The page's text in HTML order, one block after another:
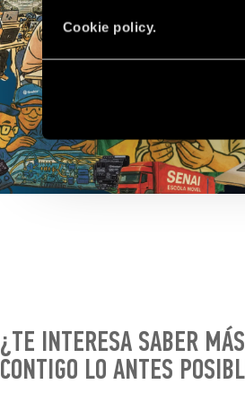
Cookie policy.
¿TE INTERESA SABER
CONTIGO LO ANTES